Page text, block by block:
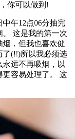
你可以做到!
午12点06分抽完
这是我的第一次
烟，但我也喜欢健
了(!!)所以我必须选
远不再吸烟，以
容易处理了。 这